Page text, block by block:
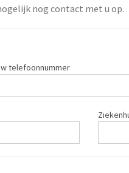
nog contact met u op.
telefoonnummer